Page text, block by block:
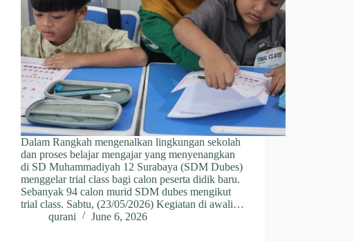
Dalam Rangkah mengenalkan lingkungan sekolah
dan proses belajar mengajar yang menyenangkan
di SD Muhammadiyah 12 Surabaya (SDM Dubes)
menggelar trial class bagi calon peserta didik baru.
Sebanyak 94 calon murid SDM dubes mengikut
trial class. Sabtu, (23/05/2026) Kegiatan di awali…
qurani
June 6, 2026